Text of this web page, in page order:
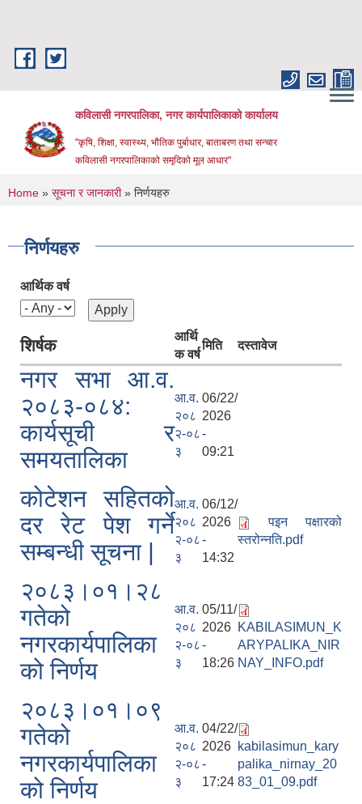
कविलासी नगरपालिका, नगर कार्यपालिकाको कार्यालय
"कृषि, शिक्षा, स्वास्थ्य, भौतिक पुर्बाधार, बाताबरण तथा सन्चार
कविलासी नगरपालिकाको समृदिको मूल आधार"
You are here
Home » सूचना र जानकारी» निर्णयहरु
निर्णयहरु
आर्थिक वर्ष
शिर्षक
आर्थि
क वर्ष
मिति दस्तावेज
नगर सभा आ.व.
२०८३-०८४:
कार्यसूची र
समयतालिका
आ.व.
२०८
२-०८
३
06/22/
2026
-
09:21
कोटेशन सहितको
दर रेट पेश गर्ने
सम्बन्धी सूचना |
आ.व.
२०८
२-०८
३
06/12/
2026
-
14:32
पइन पक्षारको
स्तरोन्नति.pdf
२०८३।०१।२८
गतेको
नगरकार्यपालिका
को निर्णय
आ.व.
२०८
२-०८
३
05/11/
2026
-
18:26
KABILASIMUN_K
ARYPALIKA_NIR
NAY_INFO.pdf
२०८३।०१।०९
गतेको
नगरकार्यपालिका
को निर्णय
आ.व.
२०८
२-०८
३
04/22/
2026
-
17:24
kabilasimun_kary
palika_nirnay_20
83_01_09.pdf